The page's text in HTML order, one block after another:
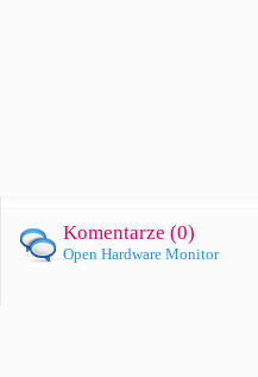
Komentarze (0)
Open Hardware Monitor